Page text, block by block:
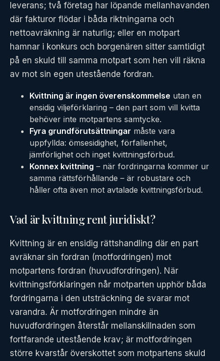
leverans; två företag har löpande mellanhavanden
där fakturor flödar i båda riktningarna och
nettoavräkning är naturlig; eller en motpart
hamnar i konkurs och borgenären sitter samtidigt
på en skuld till samma motpart som hen vill räkna
av mot sin egen utestående fordran.
Kvittning är ingen överenskommelse utan en
ensidig viljeförklaring – den part som vill kvitta
behöver inte motpartens samtycke.
Fyra grundförutsättningar måste vara
uppfyllda: ömsesidighet, förfallenhet,
jämförlighet och inget kvittningsförbud.
Konnex kvittning – när fordringarna kommer ur
samma rättsförhållande – är robustare och
håller ofta även mot avtalade kvittningsförbud.
Vad är kvittning rent juridiskt?
Kvittning är en ensidig rättshandling där en part
avräknar sin fordran (motfordringen) mot
motpartens fordran (huvudfordringen). När
kvittningsförklaringen når motparten upphör båda
fordringarna i den utsträckning de svarar mot
varandra. Är motfordringen mindre än
huvudfordringen återstår mellanskillnaden som
fortfarande utestående krav; är motfordringen
större kvarstår överskottet som motpartens skuld